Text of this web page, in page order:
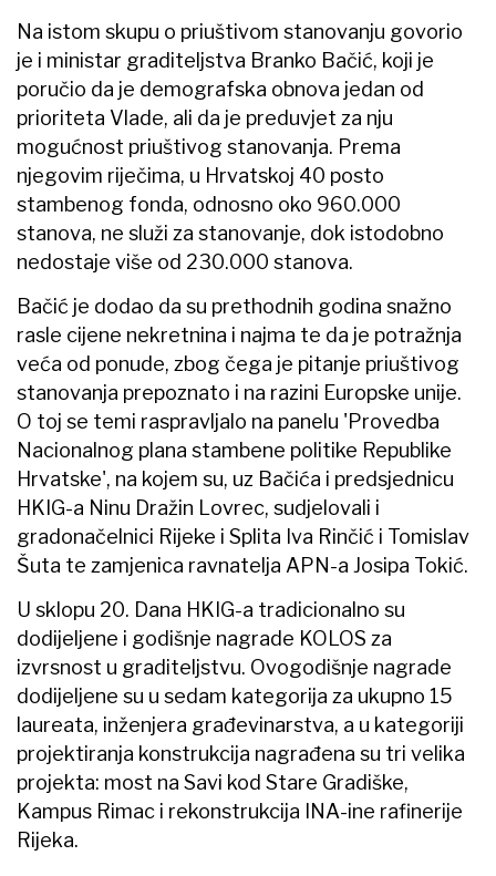
Na istom skupu o priuštivom stanovanju govorio
je i ministar graditeljstva Branko Bačić, koji je
poručio da je demografska obnova jedan od
prioriteta Vlade, ali da je preduvjet za nju
mogućnost priuštivog stanovanja. Prema
njegovim riječima, u Hrvatskoj 40 posto
stambenog fonda, odnosno oko 960.000
stanova, ne služi za stanovanje, dok istodobno
nedostaje više od 230.000 stanova.
Bačić je dodao da su prethodnih godina snažno
rasle cijene nekretnina i najma te da je potražnja
veća od ponude, zbog čega je pitanje priuštivog
stanovanja prepoznato i na razini Europske unije.
O toj se temi raspravljalo na panelu 'Provedba
Nacionalnog plana stambene politike Republike
Hrvatske', na kojem su, uz Bačića i predsjednicu
HKIG-a Ninu Dražin Lovrec, sudjelovali i
gradonačelnici Rijeke i Splita Iva Rinčić i Tomislav
Šuta te zamjenica ravnatelja APN-a Josipa Tokić.
U sklopu 20. Dana HKIG-a tradicionalno su
dodijeljene i godišnje nagrade KOLOS za
izvrsnost u graditeljstvu. Ovogodišnje nagrade
dodijeljene su u sedam kategorija za ukupno 15
laureata, inženjera građevinarstva, a u kategoriji
projektiranja konstrukcija nagrađena su tri velika
projekta: most na Savi kod Stare Gradiške,
Kampus Rimac i rekonstrukcija INA-ine rafinerije
Rijeka.